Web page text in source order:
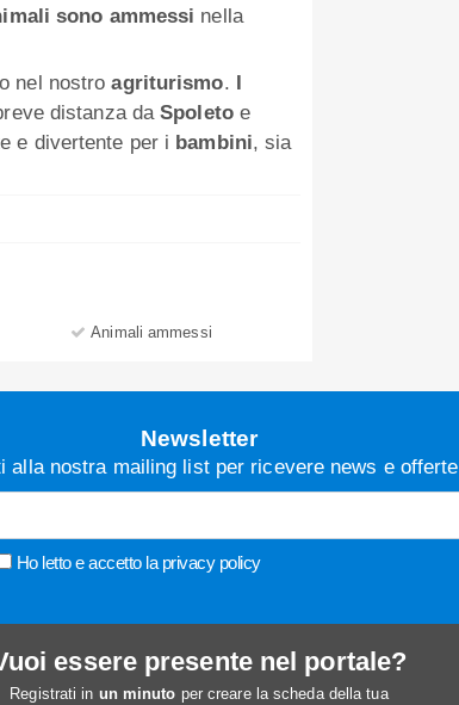
sono ammessi nella
nel nostroagriturismo.
distanza daSpoletoe
e divertente per i bambini, sia
Animali ammessi
Newsletter
alla nostra mailing list per ricevere news e offerte
Ho letto e accetto la privacy policy
essere presente nel portale?
Registrati in un minuto per creare la scheda della tua